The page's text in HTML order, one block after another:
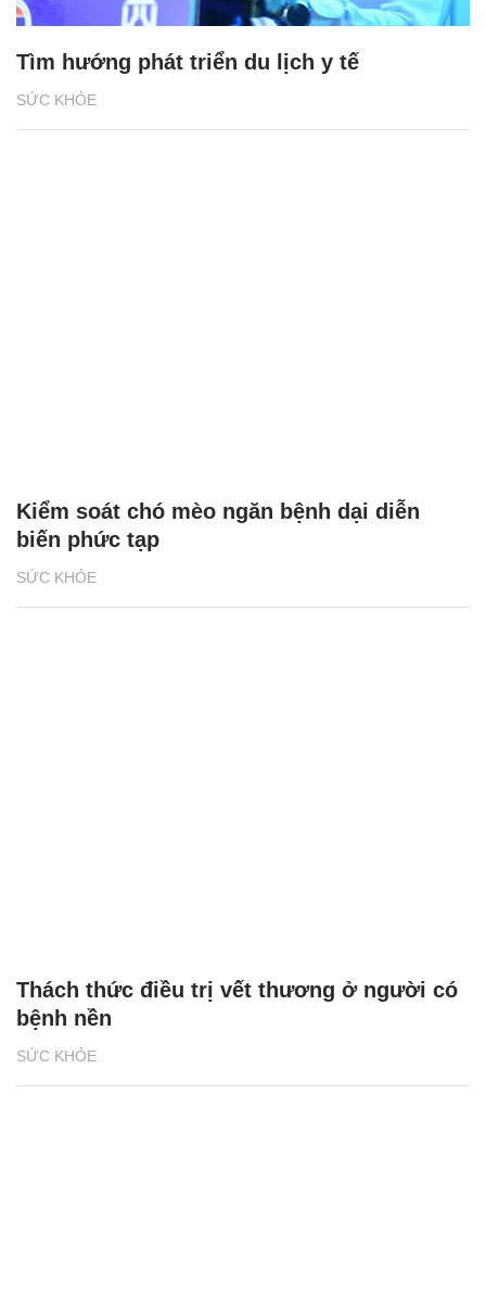
SỨC KHỎE
Tìm hướng phát triển du lịch y tế
SỨC KHỎE
Kiểm soát chó mèo ngăn bệnh dại diễn
biến phức tạp
SỨC KHỎE
Thách thức điều trị vết thương ở người có
bệnh nền